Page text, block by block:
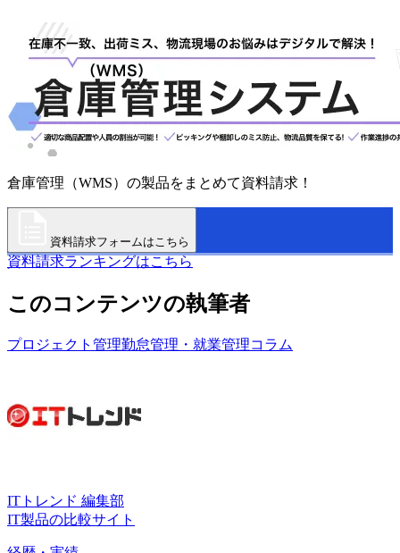
倉庫管理（WMS）の製品をまとめて資料請求！
資料請求フォームはこちら
資料請求ランキングはこちら
このコンテンツの執筆者
プロジェクト管理勤怠管理・就業管理コラム
ITトレンド 編集部
IT製品の比較サイト